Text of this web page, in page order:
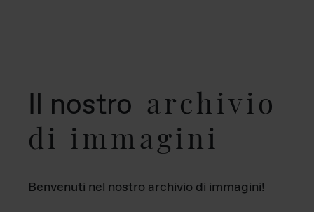
Il nostro archivio
di immagini
Benvenuti nel nostro archivio di immagini!